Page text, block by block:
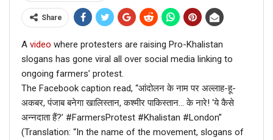
Share
A video where protesters are raising Pro-Khalistan
slogans has gone viral all over social media linking to
ongoing farmers’ protest.
The Facebook caption read, “आंदोलन के नाम पर अल्लाह-हू-
अकबर, पंजाब बनेगा खालिस्तान, कश्मीर पाकिस्तान… के नारे! ‘ये कैसे
अन्नदाता हैं?’ #FarmersProtest #Khalistan #London”
(Translation: “In the name of the movement, slogans of